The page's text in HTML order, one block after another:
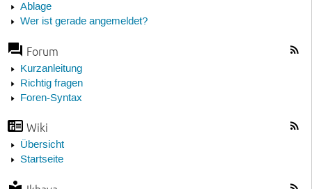
Ablage
Wer ist gerade angemeldet?
Forum
Kurzanleitung
Richtig fragen
Foren-Syntax
Wiki
Übersicht
Startseite